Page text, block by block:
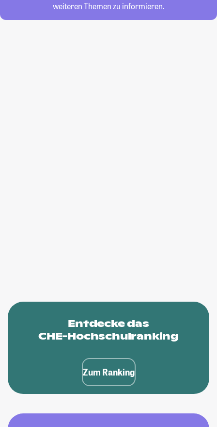
weiteren Themen zu informieren.
Entdecke das
CHE-Hochschulranking
Zum Ranking